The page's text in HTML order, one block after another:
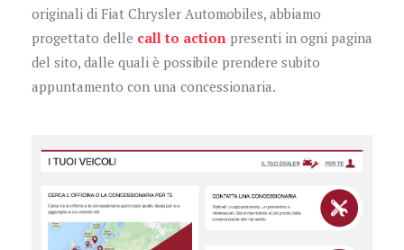
originali di Fiat Chrysler Automobiles, abbiamo
progettato delle call to action presenti in ogni pagina
del sito, dalle quali è possibile prendere subito
appuntamento con una concessionaria.